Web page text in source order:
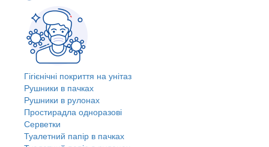
Гігієнічні покриття на унітаз
Рушники в пачках
Рушники в рулонах
Простирадла одноразові
Серветки
Туалетний папір в пачках